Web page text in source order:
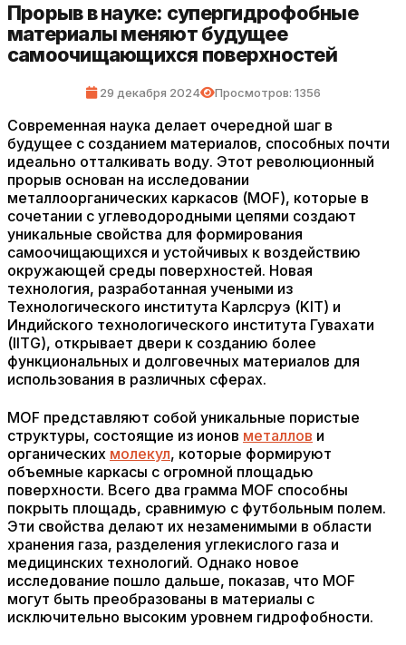
Прорыв в науке: супергидрофобные
материалы меняют будущее
самоочищающихся поверхностей
29 декабря 2024 Просмотров: 1356
Современная наука делает очередной шаг в
будущее с созданием материалов, способных почти
идеально отталкивать воду. Этот революционный
прорыв основан на исследовании
металлоорганических каркасов (MOF), которые в
сочетании с углеводородными цепями создают
уникальные свойства для формирования
самоочищающихся и устойчивых к воздействию
окружающей среды поверхностей. Новая
технология, разработанная учеными из
Технологического института Карлсруэ (KIT) и
Индийского технологического института Гувахати
(IITG), открывает двери к созданию более
функциональных и долговечных материалов для
использования в различных сферах.
MOF представляют собой уникальные пористые
структуры, состоящие из ионов металлов и
органических молекул, которые формируют
объемные каркасы с огромной площадью
поверхности. Всего два грамма MOF способны
покрыть площадь, сравнимую с футбольным полем.
Эти свойства делают их незаменимыми в области
хранения газа, разделения углекислого газа и
медицинских технологий. Однако новое
исследование пошло дальше, показав, что MOF
могут быть преобразованы в материалы с
исключительно высоким уровнем гидрофобности.